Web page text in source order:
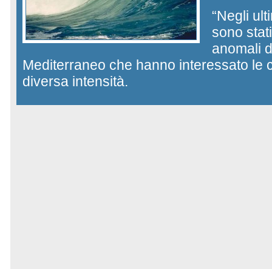
“Negli
sono
anomali
Mediterraneo che hanno interessato le
diversa intensità.